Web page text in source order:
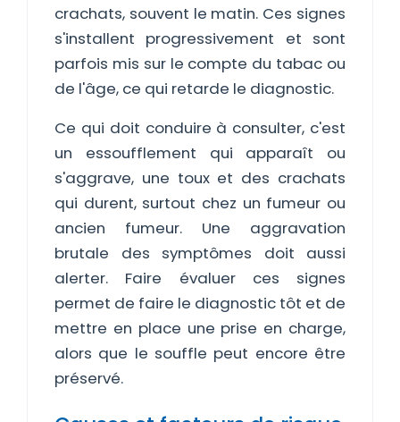
crachats, souvent le matin. Ces signes
s'installent progressivement et sont
parfois mis sur le compte du tabac ou
de l'âge, ce qui retarde le diagnostic.
Ce qui doit conduire à consulter, c'est
un essoufflement qui apparaît ou
s'aggrave, une toux et des crachats
qui durent, surtout chez un fumeur ou
ancien fumeur. Une aggravation
brutale des symptômes doit aussi
alerter. Faire évaluer ces signes
permet de faire le diagnostic tôt et de
mettre en place une prise en charge,
alors que le souffle peut encore être
préservé.